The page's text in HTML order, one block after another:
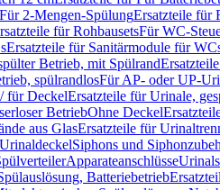
Für 2-Mengen-SpülungErsatzteile für
für RohbausetsFür WC-
Ersatzteile für Sanitärmodule für
Betrieb, mit Spülrand
spülrandlosFür AP- oder UP-
für DeckelErsatzteile für Urinale,
BetriebOhne Deckel
aus GlasErsatzteile für
UrinaldeckelSiphons und
Apparateanschlüsse
Batteriebetrieb